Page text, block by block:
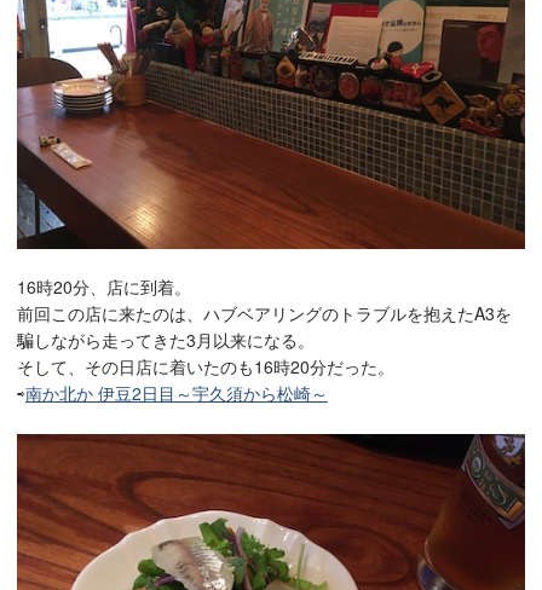
16時20分、店に到着。
前回この店に来たのは、ハブベアリングのトラブルを抱えたA3を
騙しながら走ってきた3月以来になる。
そして、その日店に着いたのも16時20分だった。
⇨南か北か 伊豆2日目～宇久須から松崎～